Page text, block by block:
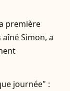
première
Simon, a
journée" :